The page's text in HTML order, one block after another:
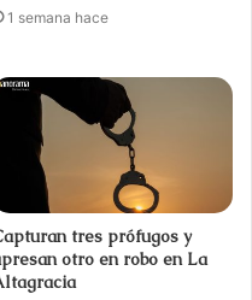
1 semana hace
tres prófugos y
otro en robo en La